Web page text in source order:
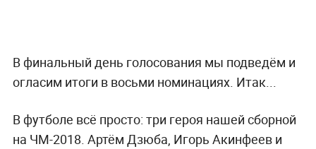
В финальный день голосования мы подведём и
огласим итоги в восьми номинациях. Итак...
В футболе всё просто: три героя нашей сборной
на ЧМ-2018. Артём Дзюба, Игорь Акинфеев и